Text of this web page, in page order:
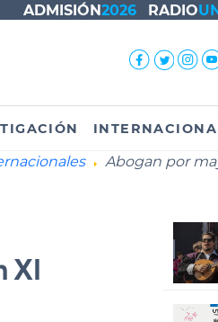
ADMISIÓN2026 RADIO
Abogan por
XI